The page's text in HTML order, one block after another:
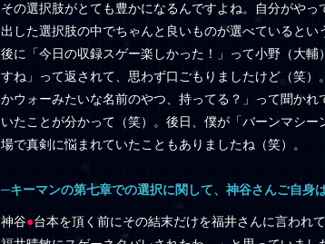
その選択肢がとても豊かになるんですよね。自分がや
出した選択肢の中でちゃんと良いものが選べていると
後に「今日の収録スゲー楽しかった！」って小野（大
すね」って返されて、思わず口ごもりましたけど（笑
かウォーみたいな名前のやつ、持ってる？」って聞か
いたことが分かって（笑）。後日、僕が「バーンマシ
場で真剣に悩まれていたこともありましたね（笑）。
─キーマンの第七章での選択に関して、神谷さんご自身
神谷●台本を頂く前にその結末だけを福井さんに言われ